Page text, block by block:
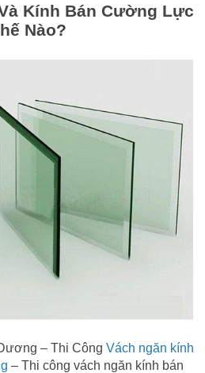
Kính Bán Cường Lực
Nào?
– Thi Công Vách ngăn kính
– Thi công vách ngăn kính bán